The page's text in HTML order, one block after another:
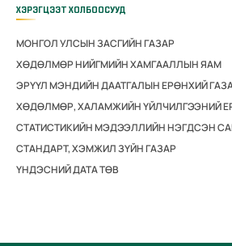
ХЭРЭГЦЭЭТ ХОЛБООСУУД
МОНГОЛ УЛСЫН ЗАСГИЙН ГАЗАР
ХӨДӨЛМӨР НИЙГМИЙН ХАМГААЛЛЫН ЯАМ
ЭРҮҮЛ МЭНДИЙН ДААТГАЛЫН ЕРӨНХИЙ
ХӨДӨЛМӨР, ХАЛАМЖИЙН ҮЙЛЧИЛГЭЭНИЙ
СТАТИСТИКИЙН МЭДЭЭЛЛИЙН НЭГДСЭН
СТАНДАРТ, ХЭМЖИЛ ЗҮЙН ГАЗАР
ҮНДЭСНИЙ ДАТА ТӨВ